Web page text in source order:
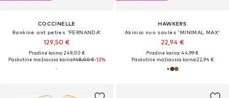
COCCINELLE
Rankinė ant peties 'FERNANDA'
129,50 €
Pradinė kaina: 249,00 €
Paskutinė mažiausia kaina:148,00 €-12%
HAWKERS
Akiniai nuo saulės 'MINIMAL MAX'
22,94 €
Pradinė kaina: 44,99 €
Paskutinė mažiausia kaina:22,94 €